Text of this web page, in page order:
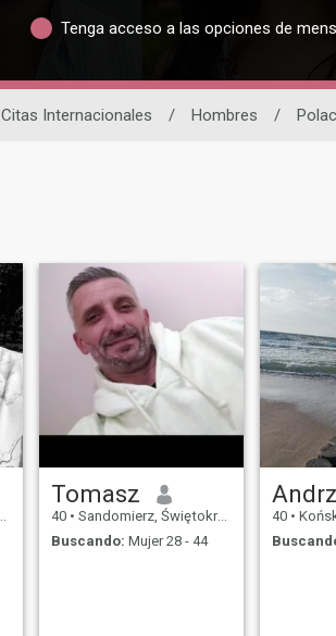
Tenga acceso a las opciones de
Citas Internacionales / Hombres /
Tomasz
40 • Sandomierz, Świętokrzyskie, Polonia
Buscando: Mujer 28 - 44
40 •